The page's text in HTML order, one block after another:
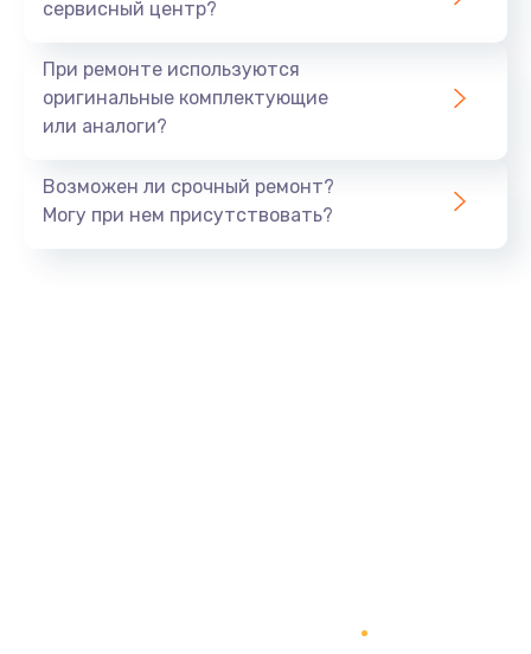
сервисный центр?
При ремонте используются
оригинальные комплектующие
или аналоги?
Возможен ли срочный ремонт?
Могу при нем присутствовать?